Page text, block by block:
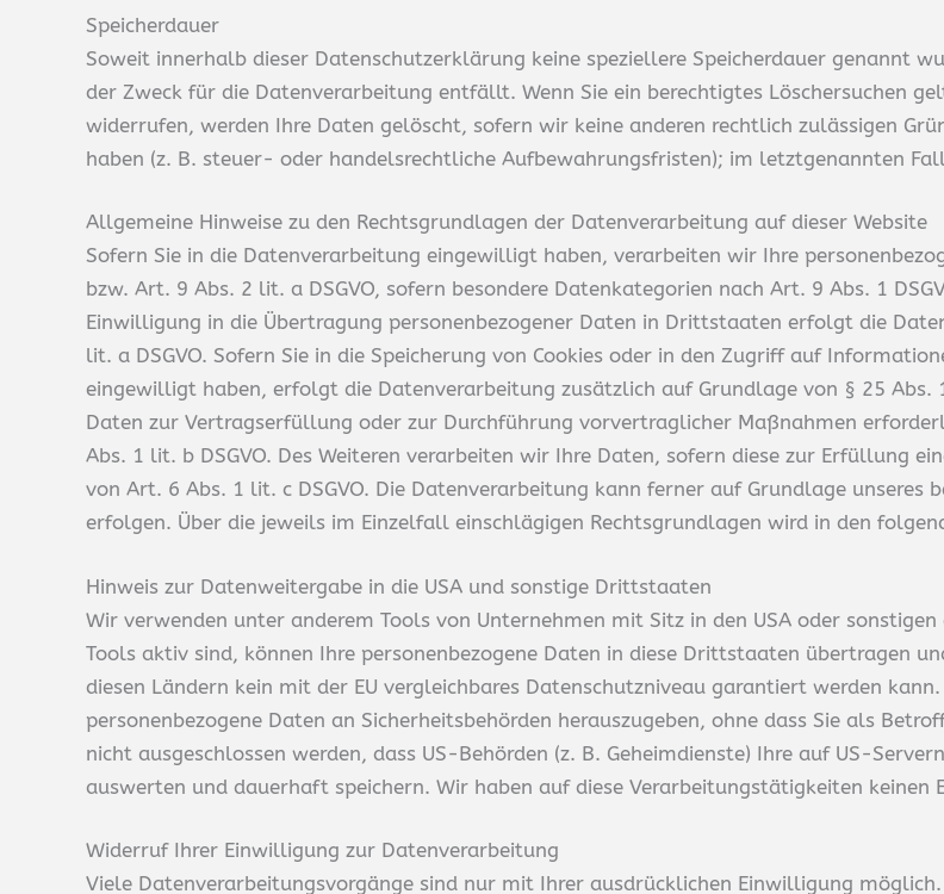
Speicherdauer
Soweit innerhalb dieser Datenschutzerklärung keine speziellere Speicherdauer genannt
der Zweck für die Datenverarbeitung entfällt. Wenn Sie ein berechtigtes Löschersuchen
widerrufen, werden Ihre Daten gelöscht, sofern wir keine anderen rechtlich zulässigen
haben (z. B. steuer- oder handelsrechtliche Aufbewahrungsfristen); im letztgenannten
Allgemeine Hinweise zu den Rechtsgrundlagen der Datenverarbeitung auf dieser Website
Sofern Sie in die Datenverarbeitung eingewilligt haben, verarbeiten wir Ihre
bzw. Art. 9 Abs. 2 lit. a DSGVO, sofern besondere Datenkategorien nach Art. 9 Abs. 1
Einwilligung in die Übertragung personenbezogener Daten in Drittstaaten erfolgt die
lit. a DSGVO. Sofern Sie in die Speicherung von Cookies oder in den Zugriff auf
eingewilligt haben, erfolgt die Datenverarbeitung zusätzlich auf Grundlage von § 25 Abs.
Daten zur Vertragserfüllung oder zur Durchführung vorvertraglicher Maßnahmen
Abs. 1 lit. b DSGVO. Des Weiteren verarbeiten wir Ihre Daten, sofern diese zur Erfüllung
von Art. 6 Abs. 1 lit. c DSGVO. Die Datenverarbeitung kann ferner auf Grundlage unseres
erfolgen. Über die jeweils im Einzelfall einschlägigen Rechtsgrundlagen wird in den
Hinweis zur Datenweitergabe in die USA und sonstige Drittstaaten
Wir verwenden unter anderem Tools von Unternehmen mit Sitz in den USA oder
Tools aktiv sind, können Ihre personenbezogene Daten in diese Drittstaaten übertragen
diesen Ländern kein mit der EU vergleichbares Datenschutzniveau garantiert werden
personenbezogene Daten an Sicherheitsbehörden herauszugeben, ohne dass Sie als
nicht ausgeschlossen werden, dass US-Behörden (z. B. Geheimdienste) Ihre auf US-
auswerten und dauerhaft speichern. Wir haben auf diese Verarbeitungstätigkeiten keinen
Widerruf Ihrer Einwilligung zur Datenverarbeitung
Viele Datenverarbeitungsvorgänge sind nur mit Ihrer ausdrücklichen Einwilligung